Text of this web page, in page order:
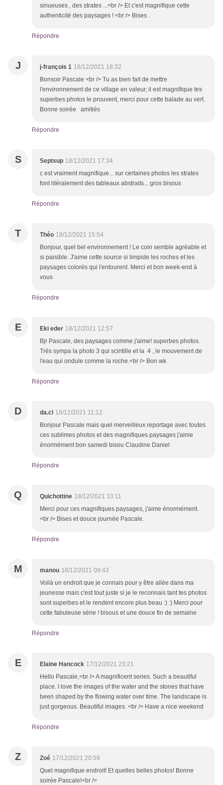
sinueuses , des strates ...<br /> Et c'est magnifique cette
authenticité des paysages ! <br /> Bises .
Répondre
J j-françois 1 18/12/2021 18:32
Bonsoir Pascale <br /> Tu as bien fait de mettre
l'environnement de ce village en valeur, il est magnifique tes
superbes photos le prouvent, merci pour cette balade au vert.
Bonne soirée amitiés
Répondre
S Septsup 18/12/2021 17:34
c est vraiment magnifique... sur certaines photos les strates
font litéralement des tableaux abstraits... gros bisous
Répondre
T Théo 18/12/2021 15:54
Bonjour, quel bel environnement ! Le coin semble agréable et
si paisible. J'aime cette source si limpide les roches et les
paysages colorés qui l'entourent. Merci et bon week-end à
vous
Répondre
E Eki eder 18/12/2021 12:57
Bjr Pascale, des paysages comme j'aime! superbes photos.
Très sympa la photo 3 qui scintille et la 4 , le mouvement de
l'eau qui ondule comme la roche.<br /> Bon wk
Répondre
D da.cl 18/12/2021 11:12
Bonjour Pascale mais quel merveilleux reportage avec toutes
ces sublimes photos et des magnifiques paysages j'aime
énormément bon samedi bisou Claudine Daniel
Répondre
Q Quichottine 18/12/2021 10:11
Merci pour ces magnifiques paysages, j'aime énormément.
<br /> Bises et douce journée Pascale.
Répondre
M manou 18/12/2021 09:43
Voilà un endroit que je connais pour y être allée dans ma
jeunesse mais c'est tout juste si je le reconnais tant tes photos
sont superbes et le rendent encore plus beau :) :) Merci pour
cette fabuleuse série ! bisous et une douce fin de semaine
Répondre
E Elaine Hancock 17/12/2021 23:21
Hello Pascale,<br /> A magnificent series. Such a beautiful
place. I love the images of the water and the stones that have
been shaped by the flowing water over time. The landscape is
just gorgeous. Beautiful images. <br /> Have a nice weekend
Répondre
Z Zoé 17/12/2021 20:59
Quel magnifique endroit! Et quelles belles photos! Bonne
soirée Pascale!<br />